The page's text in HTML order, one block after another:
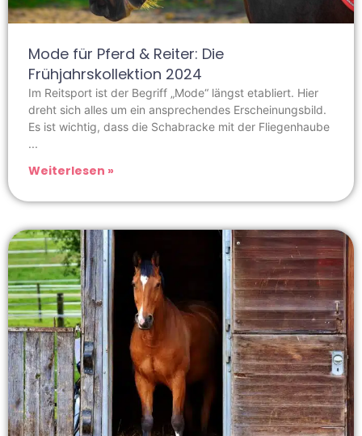
Mode für Pferd & Reiter: Die
Frühjahrskollektion 2024
Im Reitsport ist der Begriff „Mode“ längst etabliert. Hier
dreht sich alles um ein ansprechendes Erscheinungsbild.
Es ist wichtig, dass die Schabracke mit der Fliegenhaube
Weiterlesen »